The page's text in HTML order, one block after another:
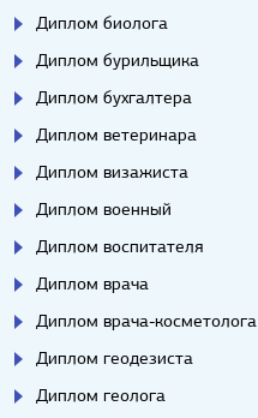
Диплом биолога
Диплом бурильщика
Диплом бухгалтера
Диплом ветеринара
Диплом визажиста
Диплом военный
Диплом воспитателя
Диплом врача
Диплом врача-косметолога
Диплом геодезиста
Диплом геолога